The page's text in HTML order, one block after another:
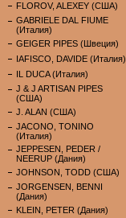
FLOROV, ALEXEY (США)
GABRIELE DAL FIUME
(Италия)
GEIGER PIPES (Швеция)
IAFISCO, DAVIDE (Италия)
IL DUCA (Италия)
J & J ARTISAN PIPES
(США)
J. ALAN (США)
JACONO, TONINO
(Италия)
JEPPESEN, PEDER /
NEERUP (Дания)
JOHNSON, TODD (США)
JORGENSEN, BENNI
(Дания)
KLEIN, PETER (Дания)